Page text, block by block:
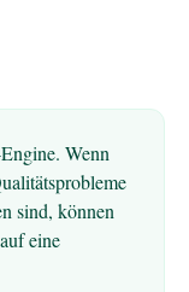
Wenn
sind, können
eine